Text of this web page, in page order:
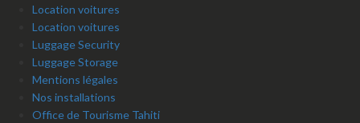
Location voitures
Location voitures
Luggage Security
Luggage Storage
Mentions légales
Nos installations
Office de Tourisme Tahiti